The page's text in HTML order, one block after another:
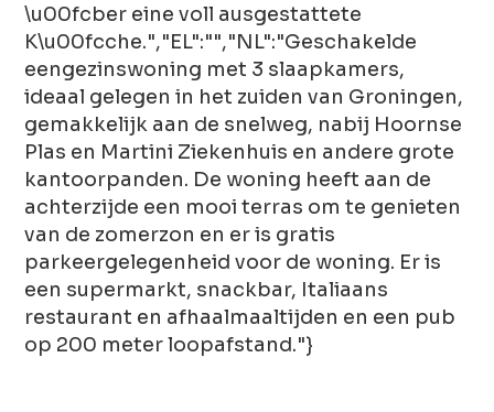
\u00fcber eine voll ausgestattete
K\u00fcche.","EL":"","NL":"Geschakelde
eengezinswoning met 3 slaapkamers,
ideaal gelegen in het zuiden van Groningen,
gemakkelijk aan de snelweg, nabij Hoornse
Plas en Martini Ziekenhuis en andere grote
kantoorpanden. De woning heeft aan de
achterzijde een mooi terras om te genieten
van de zomerzon en er is gratis
parkeergelegenheid voor de woning. Er is
een supermarkt, snackbar, Italiaans
restaurant en afhaalmaaltijden en een pub
op 200 meter loopafstand."}